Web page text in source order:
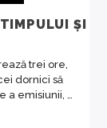
ȘI
trei ore,
dornici să
a emisiunii, o